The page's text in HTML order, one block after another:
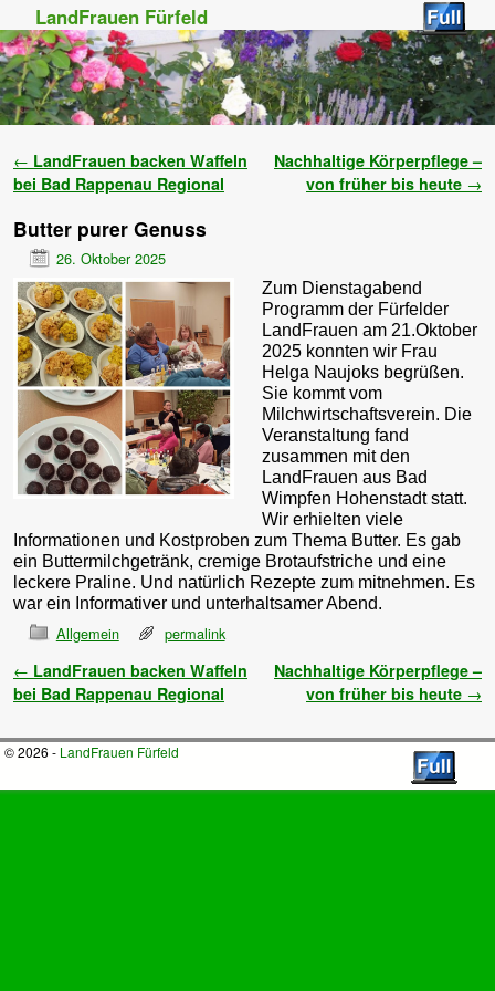
LandFrauen Fürfeld
Artikelnavigation
← LandFrauen backen Waffeln
bei Bad Rappenau Regional
Nachhaltige Körperpflege –
von früher bis heute →
Butter purer Genuss
26. Oktober 2025
Zum Dienstagabend
Programm der Fürfelder
LandFrauen am 21.Oktober
2025 konnten wir Frau
Helga Naujoks begrüßen.
Sie kommt vom
Milchwirtschaftsverein. Die
Veranstaltung fand
zusammen mit den
LandFrauen aus Bad
Wimpfen Hohenstadt statt.
Wir erhielten viele
Informationen und Kostproben zum Thema Butter. Es gab
ein Buttermilchgetränk, cremige Brotaufstriche und eine
leckere Praline. Und natürlich Rezepte zum mitnehmen. Es
war ein Informativer und unterhaltsamer Abend.
Allgemein permalink
Artikelnavigation
← LandFrauen backen Waffeln
bei Bad Rappenau Regional
Nachhaltige Körperpflege –
von früher bis heute →
© 2026 - LandFrauen Fürfeld